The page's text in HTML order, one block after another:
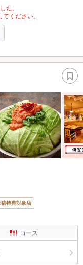
た。
ください。
特典対象店
コース